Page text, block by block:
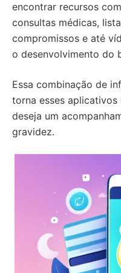
encontrar recursos
consultas médicas,
compromissos e até
o desenvolvimento do
Essa combinação de
torna esses aplicativos
deseja um
gravidez.